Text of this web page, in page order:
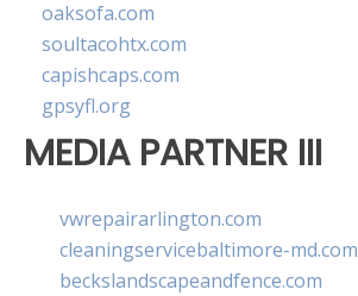
oaksofa.com
soultacohtx.com
capishcaps.com
gpsyfl.org
MEDIA PARTNER III
vwrepairarlington.com
cleaningservicebaltimore-md.com
beckslandscapeandfence.com